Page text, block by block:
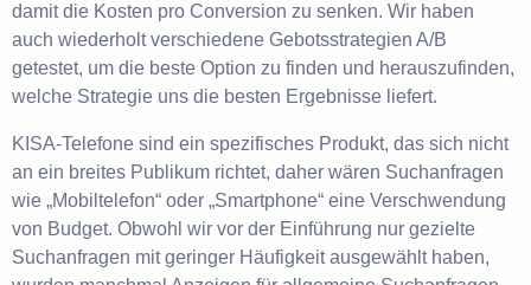
damit die Kosten pro Conversion zu senken. Wir haben
auch wiederholt verschiedene Gebotsstrategien A/B
getestet, um die beste Option zu finden und herauszufinden,
welche Strategie uns die besten Ergebnisse liefert.
KISA-Telefone sind ein spezifisches Produkt, das sich nicht
an ein breites Publikum richtet, daher wären Suchanfragen
wie „Mobiltelefon“ oder „Smartphone“ eine Verschwendung
von Budget. Obwohl wir vor der Einführung nur gezielte
Suchanfragen mit geringer Häufigkeit ausgewählt haben,